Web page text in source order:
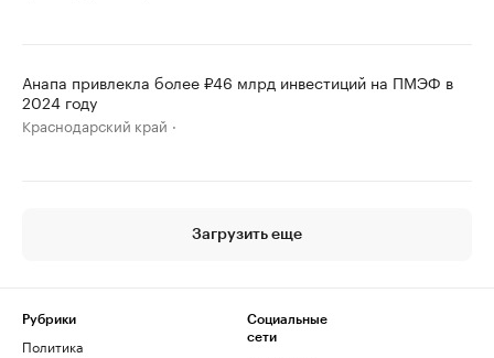
Анапа привлекла более ₽46 млрд инвестиций на ПМЭФ в
2024 году
Краснодарский край
Загрузить еще
Рубрики
Политика
Социальные
сети